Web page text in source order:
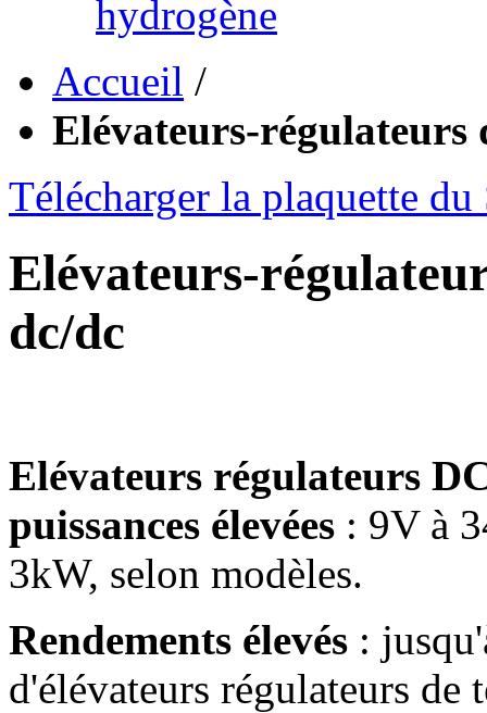
hydrogène
Accueil /
Elévateurs-régulateurs
Télécharger la plaquette
Elévateurs-
dc/dc
Elévateurs régulateurs
puissances élevées : 9V à
3kW, selon modèles.
Rendements élevés :
d'élévateurs régulateurs de